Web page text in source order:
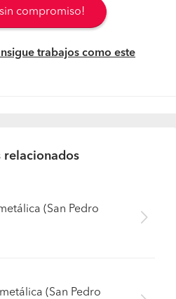
compromiso!
trabajos como este
relacionados
(San Pedro
(San Pedro